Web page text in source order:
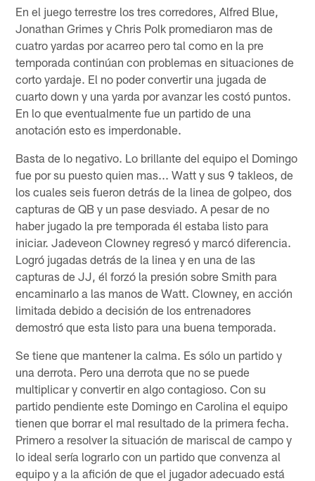
En el juego terrestre los tres corredores, Alfred Blue,
Jonathan Grimes y Chris Polk promediaron mas de
cuatro yardas por acarreo pero tal como en la pre
temporada continúan con problemas en situaciones de
corto yardaje. El no poder convertir una jugada de
cuarto down y una yarda por avanzar les costó puntos.
En lo que eventualmente fue un partido de una
anotación esto es imperdonable.
Basta de lo negativo. Lo brillante del equipo el Domingo
fue por su puesto quien mas... Watt y sus 9 takleos, de
los cuales seis fueron detrás de la linea de golpeo, dos
capturas de QB y un pase desviado. A pesar de no
haber jugado la pre temporada él estaba listo para
iniciar. Jadeveon Clowney regresó y marcó diferencia.
Logró jugadas detrás de la linea y en una de las
capturas de JJ, él forzó la presión sobre Smith para
encaminarlo a las manos de Watt. Clowney, en acción
limitada debido a decisión de los entrenadores
demostró que esta listo para una buena temporada.
Se tiene que mantener la calma. Es sólo un partido y
una derrota. Pero una derrota que no se puede
multiplicar y convertir en algo contagioso. Con su
partido pendiente este Domingo en Carolina el equipo
tienen que borrar el mal resultado de la primera fecha.
Primero a resolver la situación de mariscal de campo y
lo ideal sería lograrlo con un partido que convenza al
equipo y a la afición de que el jugador adecuado está